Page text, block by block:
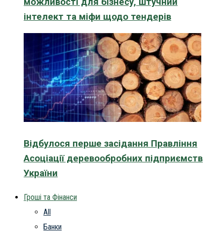
інтелект та міфи щодо тендерів
Відбулося перше засідання Правління
Асоціації деревообробних підприємств
України
Гроші та Фінанси
All
Банки